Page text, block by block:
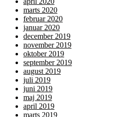
marts 2020
februar 2020
januar 2020
december 2019
november 2019
oktober 2019
september 2019
august 2019
juli 2019
juni 2019
maj 2019
april 2019
marts 2019